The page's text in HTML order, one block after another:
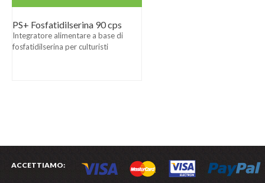
PS+ Fosfatidilserina 90 cps
Integratore alimentare a base di
fosfatidilserina per culturisti
ACCETTIAMO: